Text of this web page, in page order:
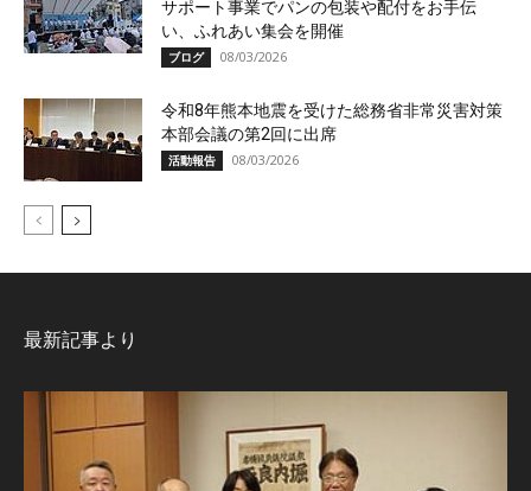
サポート事業でパンの包装や配付をお手伝
い、ふれあい集会を開催
ブログ 08/03/2026
令和8年熊本地震を受けた総務省非常災害対策
本部会議の第2回に出席
活動報告 08/03/2026
最新記事より